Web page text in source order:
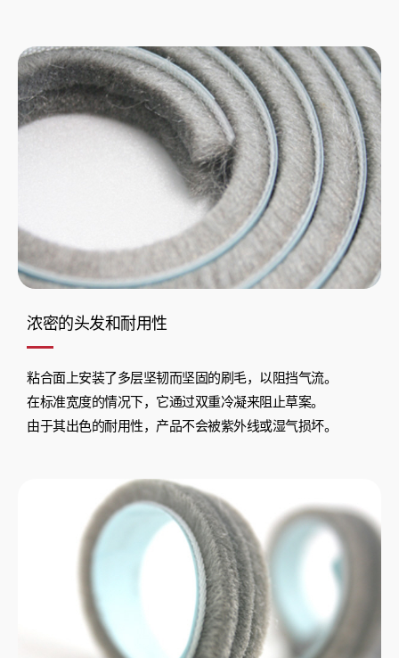
浓密的头发和耐用性
粘合面上安装了多层坚韧而坚固的刷毛，以阻挡气流。
在标准宽度的情况下，它通过双重冷凝来阻止草案。
由于其出色的耐用性，产品不会被紫外线或湿气损坏。